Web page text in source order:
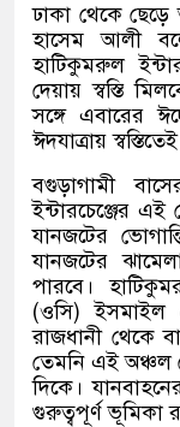
ঢাকা থেকে ছেড়ে
হাসেম আলী
হাটিকুমরুল
দেয়ায় স্বস্তি
সঙ্গে এবারের
ঈদযাত্রায়
বগুড়াগামী
ইন্টারচেঞ্জের
যানজটের
যানজটের
পারবে।
(ওসি)ইসমাইল
রাজধানী থেকে
তেমনি এই অঞ্চল
দিকে।
গুরুত্বপূর্ণ ভূমিকা